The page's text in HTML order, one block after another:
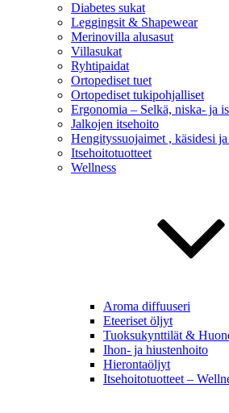
Diabetes sukat
Leggingsit & Shapewear
Merinovilla alusasut
Villasukat
Ryhtipaidat
Ortopediset tuet
Ortopediset tukipohjalliset
Ergonomia – Selkä, niska- ja
Jalkojen itsehoito
Hengityssuojaimet , käsidesi ja
Itsehoitotuotteet
Wellness
Aroma diffuuseri
Eteeriset öljyt
Tuoksukynttilät &
Ihon- ja hiustenhoito
Hierontaöljyt
Itsehoitotuotteet –